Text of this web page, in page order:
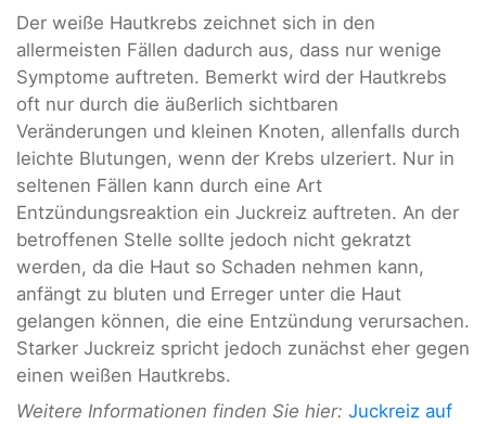
Der weiße Hautkrebs zeichnet sich in den
allermeisten Fällen dadurch aus, dass nur wenige
Symptome auftreten. Bemerkt wird der Hautkrebs
oft nur durch die äußerlich sichtbaren
Veränderungen und kleinen Knoten, allenfalls durch
leichte Blutungen, wenn der Krebs ulzeriert. Nur in
seltenen Fällen kann durch eine Art
Entzündungsreaktion ein Juckreiz auftreten. An der
betroffenen Stelle sollte jedoch nicht gekratzt
werden, da die Haut so Schaden nehmen kann,
anfängt zu bluten und Erreger unter die Haut
gelangen können, die eine Entzündung verursachen.
Starker Juckreiz spricht jedoch zunächst eher gegen
einen weißen Hautkrebs.
Weitere Informationen finden Sie hier: Juckreiz auf